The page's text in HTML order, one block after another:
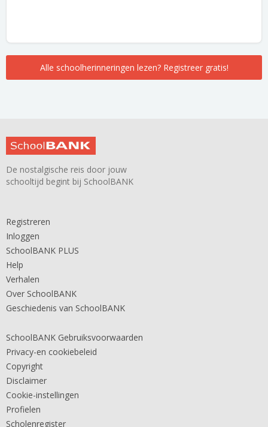
Alle schoolherinneringen lezen? Registreer gratis!
De nostalgische reis door jouw
schooltijd begint bij SchoolBANK
Registreren
Inloggen
SchoolBANK PLUS
Help
Verhalen
Over SchoolBANK
Geschiedenis van SchoolBANK
SchoolBANK Gebruiksvoorwaarden
Privacy-en cookiebeleid
Copyright
Disclaimer
Cookie-instellingen
Profielen
Scholenregister